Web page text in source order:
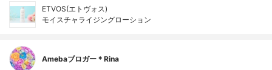
ETVOS(エトヴォス)
モイスチャライジングローション
Amebaブロガー＊Rina